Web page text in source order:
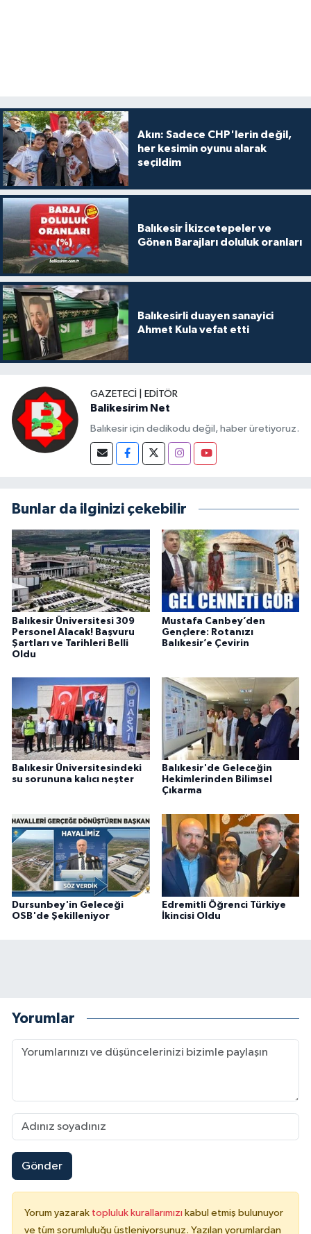
Akın: Sadece CHP'lerin değil,
her kesimin oyunu alarak
seçildim
Balıkesir İkizcetepeler ve
Gönen Barajları doluluk oranları
Balıkesirli duayen sanayici
Ahmet Kula vefat etti
GAZETECI | EDITÖR
Balikesirim Net
Balıkesir için dedikodu değil, haber üretiyoruz.
Bunlar da ilginizi çekebilir
Balıkesir Üniversitesi 309
Personel Alacak! Başvuru
Şartları ve Tarihleri Belli
Oldu
Mustafa Canbey’den
Gençlere: Rotanızı
Balıkesir’e Çevirin
Balıkesir Üniversitesindeki
su sorununa kalıcı neşter
Balıkesir'de Geleceğin
Hekimlerinden Bilimsel
Çıkarma
Dursunbey'in Geleceği
OSB'de Şekilleniyor
Edremitli Öğrenci Türkiye
İkincisi Oldu
Yorumlar
Gönder
Yorum yazarak topluluk kurallarımızı kabul etmiş bulunuyor
ve tüm sorumluluğu üstleniyorsunuz. Yazılan yorumlardan